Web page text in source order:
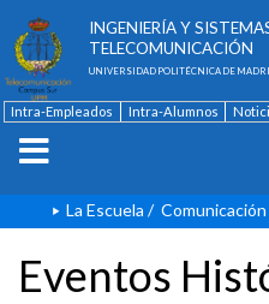
INGENIERÍA Y
TELECOMUNICACIÓN
UNIVERSIDAD POLITÉCNICA DE
Intra-Empleados Intra-Alumnos
La Escuela / Comunicación
Eventos